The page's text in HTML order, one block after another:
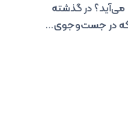
در گذشته
که در جست‌وجوی...